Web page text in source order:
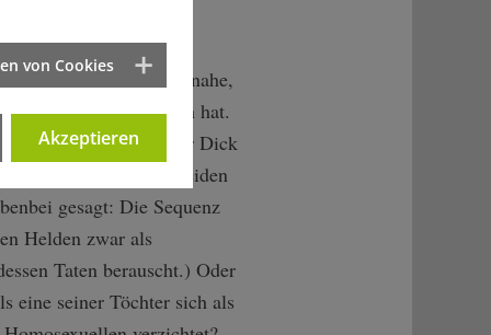
Politkarriere schon
Publikum auch nie so nahe,
oder Macbeth getan hat.
das Karriere-Paar Dick
parlieren, was den beiden
gesagt: Die Sequenz
Helden zwar als
Taten berauscht.) Oder
eine seiner Töchter sich als
von Cookies
Akzeptieren